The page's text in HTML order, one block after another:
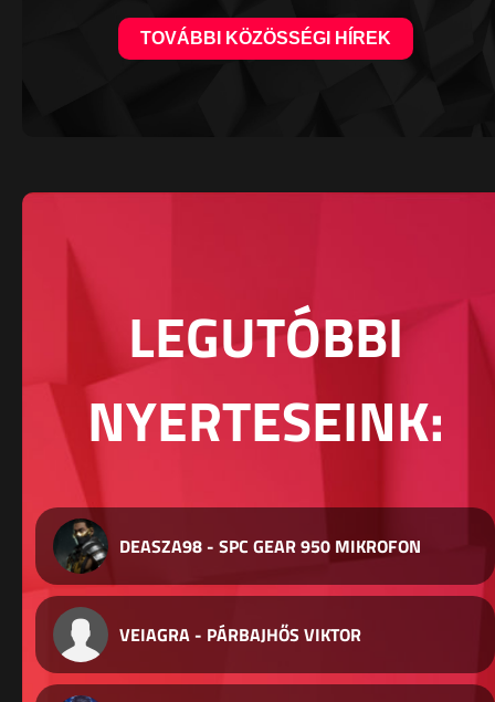
TOVÁBBI KÖZÖSSÉGI HÍREK
LEGUTÓBBI
NYERTESEINK:
DEASZA98 - SPC GEAR 950 MIKROFON
VEIAGRA - PÁRBAJHŐS VIKTOR